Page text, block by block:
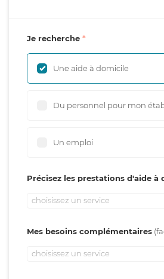
Je recherche
Une aide à domicile
Du personnel pour mon
Un emploi
Précisez les prestations d'aide à
choisissez un service
Mes besoins complémentaires
choisissez un service